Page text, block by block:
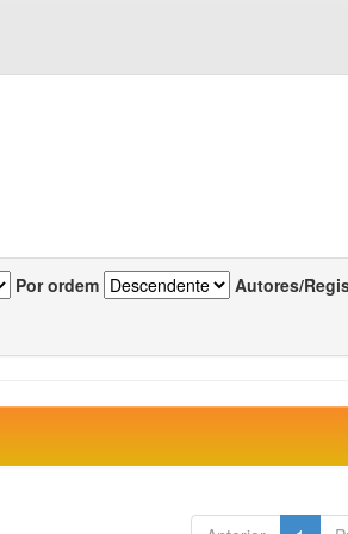
Por ordem Autores/